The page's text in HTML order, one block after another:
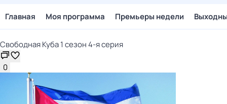
Главная Моя программа Премьеры недели
Свободная Куба 1 сезон 4-я серия
0